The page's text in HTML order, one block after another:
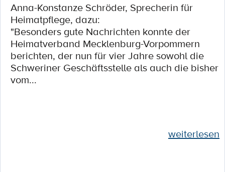
Anna-Konstanze Schröder, Sprecherin für
Heimatpflege, dazu:
"Besonders gute Nachrichten konnte der
Heimatverband Mecklenburg-Vorpommern
berichten, der nun für vier Jahre sowohl die
Schweriner Geschäftsstelle als auch die bisher
vom...
weiterlesen